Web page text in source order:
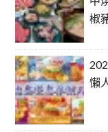
椒
懶